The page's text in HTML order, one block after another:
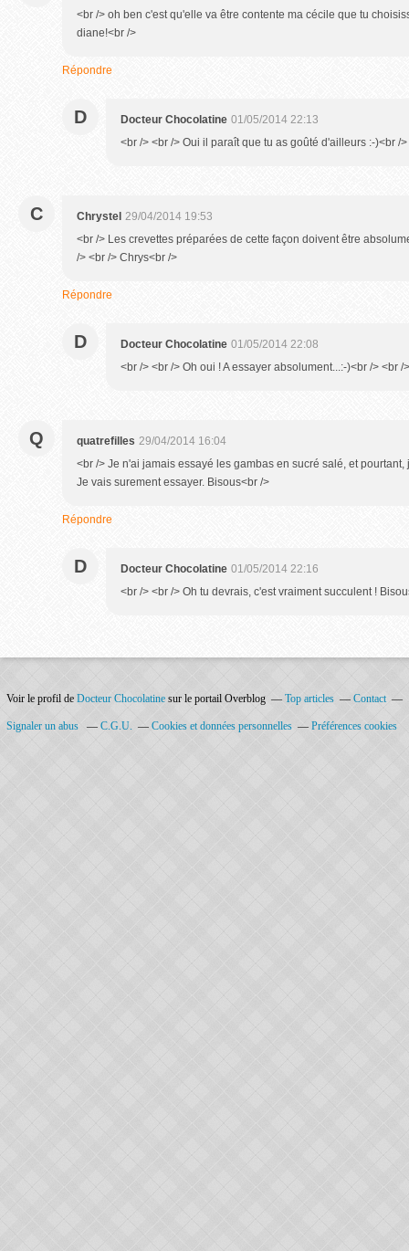
<br /> oh ben c'est qu'elle va être contente ma cécile que tu
diane!<br />
Répondre
D Docteur Chocolatine 01/05/2014 22:13
<br /> <br /> Oui il paraît que tu as goûté d'ailleurs :-)<br /
C Chrystel 29/04/2014 19:53
<br /> Les crevettes préparées de cette façon doivent être
/> <br /> Chrys<br />
Répondre
D Docteur Chocolatine 01/05/2014 22:08
<br /> <br /> Oh oui ! A essayer absolument...:-)<br /> <br /
Q quatrefilles 29/04/2014 16:04
<br /> Je n'ai jamais essayé les gambas en sucré salé, et
Je vais surement essayer. Bisous<br />
Répondre
D Docteur Chocolatine 01/05/2014 22:16
<br /> <br /> Oh tu devrais, c'est vraiment succulent !
Voir le profil de Docteur Chocolatine sur le portail Overblog Top articles Contact
Signaler un abus C.G.U. Cookies et données personnelles Préférences cookies